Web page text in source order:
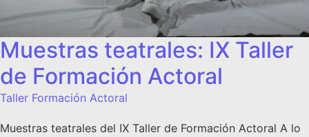
Muestras teatrales: IX Taller
de Formación Actoral
Taller Formación Actoral
Muestras teatrales del IX Taller de Formación Actoral A lo